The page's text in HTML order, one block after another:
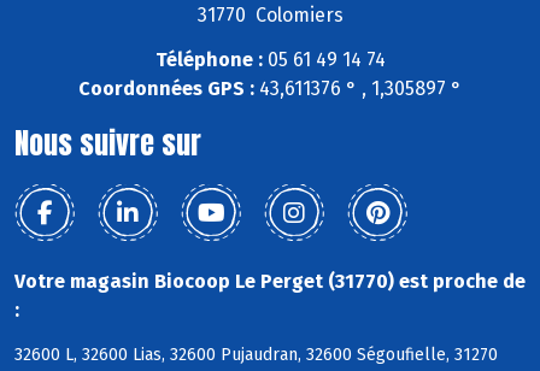
31770 Colomiers
Téléphone :05 61 49 14 74
Coordonnées GPS : 43,611376 ° , 1,305897 °
Nous suivre sur
Votre magasin Biocoop Le Perget (31770) est proche de
:
32600 L, 32600 Lias, 32600 Pujaudran, 32600 Ségoufielle, 31270